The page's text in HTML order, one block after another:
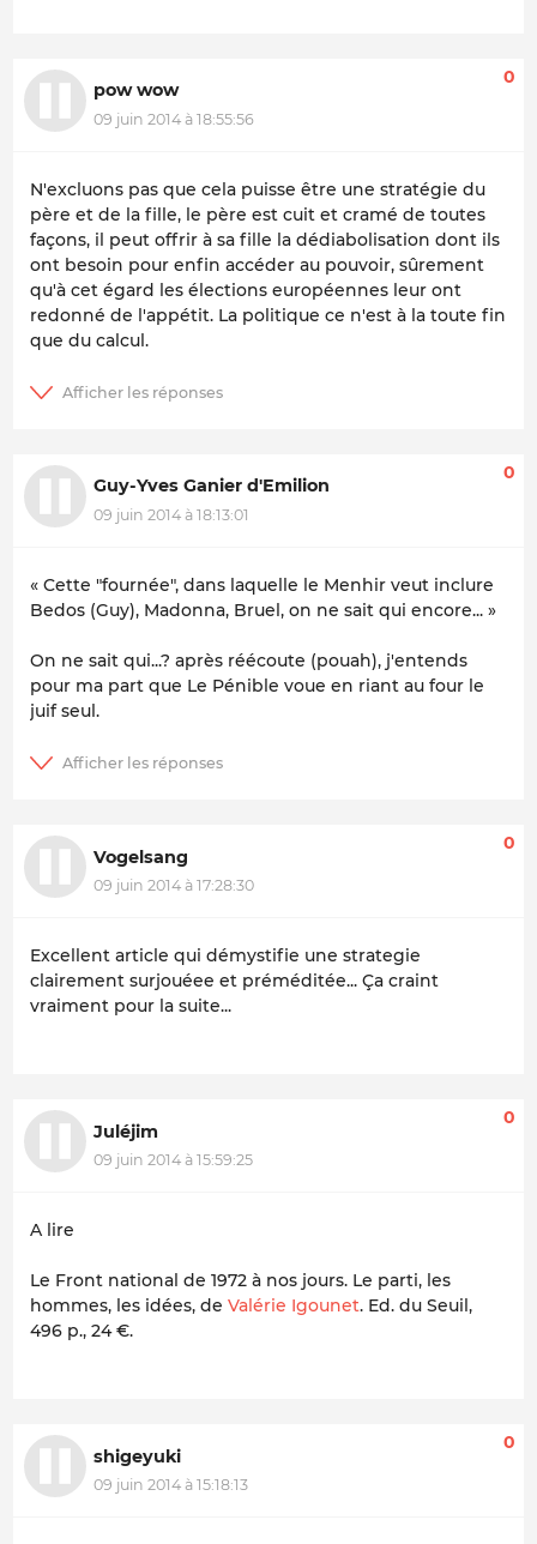
pow wow
09 juin 2014 à 18:55:56
0
N'excluons pas que cela puisse être une stratégie du
père et de la fille, le père est cuit et cramé de toutes
façons, il peut offrir à sa fille la dédiabolisation dont ils
ont besoin pour enfin accéder au pouvoir, sûrement
qu'à cet égard les élections européennes leur ont
redonné de l'appétit. La politique ce n'est à la toute fin
que du calcul.
Guy-Yves Ganier d'Emilion
09 juin 2014 à 18:13:01
0
« Cette "fournée", dans laquelle le Menhir veut inclure
Bedos (Guy), Madonna, Bruel, on ne sait qui encore... »
On ne sait qui...? après réécoute (pouah), j'entends
pour ma part que Le Pénible voue en riant au four le
juif seul.
Vogelsang
09 juin 2014 à 17:28:30
0
Excellent article qui démystifie une strategie
clairement surjouéee et préméditée... Ça craint
vraiment pour la suite...
Juléjim
09 juin 2014 à 15:59:25
0
A lire
Le Front national de 1972 à nos jours. Le parti, les
hommes, les idées, de Valérie Igounet. Ed. du Seuil,
496 p., 24 €.
shigeyuki
09 juin 2014 à 15:18:13
0